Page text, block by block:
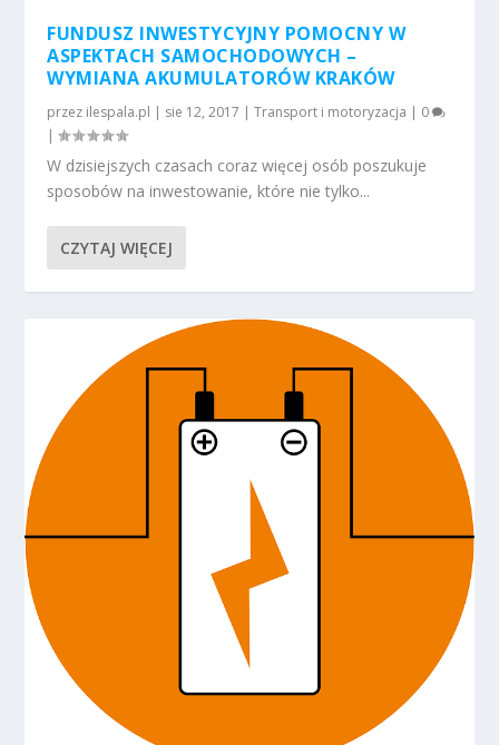
FUNDUSZ INWESTYCYJNY POMOCNY W
ASPEKTACH SAMOCHODOWYCH –
WYMIANA AKUMULATORÓW KRAKÓW
przez ilespala.pl | sie 12, 2017 |Transport i motoryzacja | 0
|
W dzisiejszych czasach coraz więcej osób poszukuje
sposobów na inwestowanie, które nie tylko...
CZYTAJ WIĘCEJ